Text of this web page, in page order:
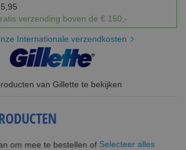
verzending boven de € 150,-
Internationale verzendkosten
van Gillette te bekijken
om mee te bestellen of Selecteer alles